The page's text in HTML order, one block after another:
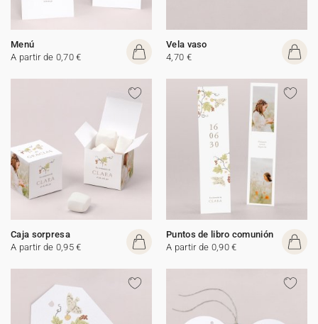
Menú
A partir de 0,70 €
Vela vaso
4,70 €
Caja sorpresa
A partir de 0,95 €
Puntos de libro comunión
A partir de 0,90 €